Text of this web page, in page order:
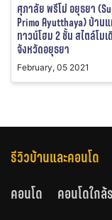
ศุภาลัย พรีโม่ อยุธยา
Primo Ayutthaya) บ้าน
ทาวน์โฮม 2 ชั้น สไตล์โมเ
จังหวัดอยุธยา
February, 05 2021
รีวิวบ้านและคอนโด
คอนโด
คอนโดใก